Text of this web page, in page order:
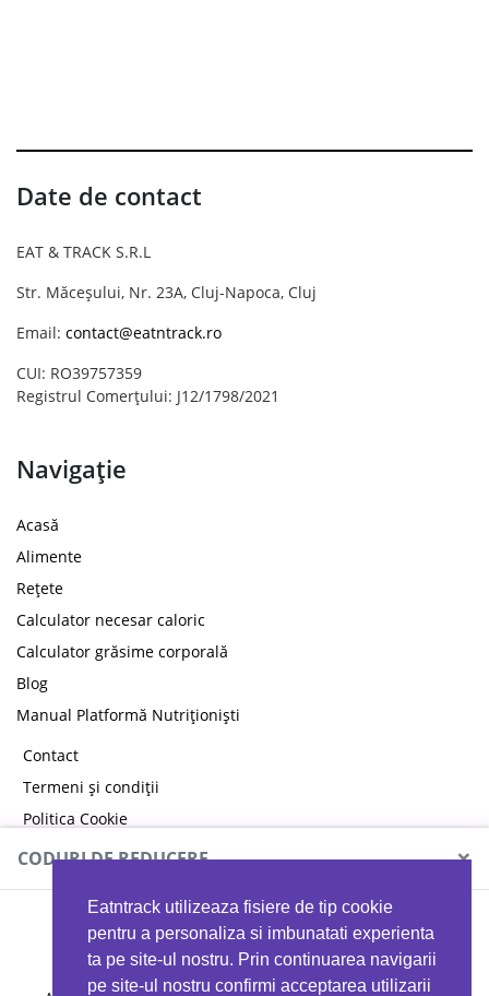
Eatntrack utilizeaza fisiere de tip cookie
pentru a personaliza si imbunatati experienta
ta pe site-ul nostru. Prin continuarea navigarii
pe site-ul nostru confirmi acceptarea utilizarii
Date de contact
EAT & TRACK S.R.L
Str. Măceșului, Nr. 23A, Cluj-Napoca, Cluj
Email: contact@eatntrack.ro
CUI: RO39757359
Registrul Comerțului: J12/1798/2021
Navigație
Acasă
Alimente
Rețete
Calculator necesar caloric
Calculator grăsime corporală
Blog
Manual Platformă Nutriționiști
Contact
Termeni și condiții
Politica Cookie
Politica de confidențialitate
CODURI DE REDUCERE ×
MYPROTEIN